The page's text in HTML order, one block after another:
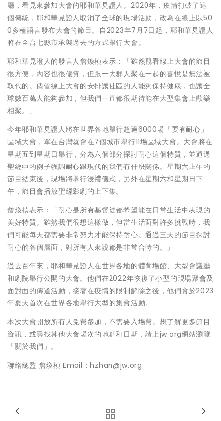
廳，看見來參加大會的耶和華見證人。2020年，疫情打破了這
個傳統，耶和華見證人取消了全球的現場活動，改為在線上以50
0多種語言發布大會的節目。自2023年7月7日起，耶和華見證人
將在全台七縣市承襲過去的方式舉行大會。
耶和華見證人的發言人詹煥楨表示：「雖然觀看線上大會的節目
很方便，內容也很優質，但跟一大群人聚在一起的喜悅是無法被
取代的。儘管線上大會的安排讓社區的人能夠保持健康，也讓全
球數百萬人能夠參加，但我們一直都很期待能在大型集會上歡樂
相聚。」
今年耶和華見證人將在世界各地舉行超過6000場「要有耐心」
區域大會，單在台灣就會在7個城市舉行11場區域大會。大會將在
星期五到星期日舉行，分為六個部分探討耐心這個特質，並通過
聖經中的例子強調耐心跟現代的我們有什麼關係。星期六上午的
節目結束後，現場將舉行浸禮儀式，另外在星期六和星期日下
午，節目會播放聖經影劇的上下集。
詹煥楨表示：「耐心是所有基督徒都希望能在日常生活中表現的
美好特質。雖然我們很想這樣做，但當生活面對許多挑戰時，我
們可能每天都需要非常努力才能保持耐心。通過三天的節目探討
耐心的各個層面，對所有人來說都是非常合時的。」
過去百年來，耶和華見證人在世界各地的體育場館、大型會議廳
和劇院舉行公開的大會。他們在2022年恢復了小型的現場聚會及
面對面的傳道活動，接著在疫情的限制解除之後，他們會於2023
年夏天首次在世界各地舉行大型的集會活動。
本次大會開放所有人免費參加，不需要入場費。想了解更多節目
資訊，或尋找其他大會場次的地點和日期，請上jw.org網站瀏覽
「關於我們」。
聯絡總監 詹煥楨 Email：hzhan@jw.org